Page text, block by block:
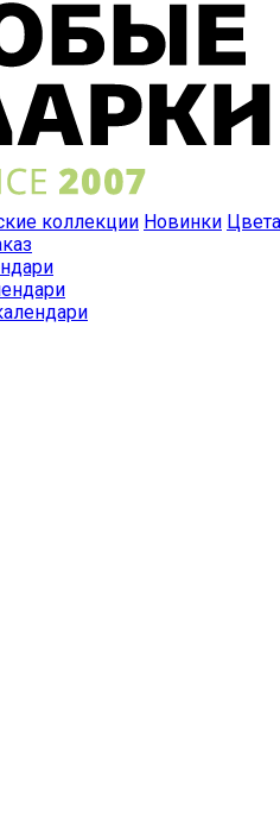
коллекции Новинки Цвета